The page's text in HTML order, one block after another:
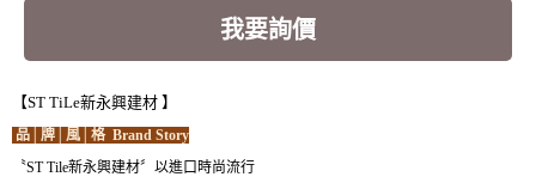
我要詢價
【ST TiLe新永興建材 】
品│牌│風│格 Brand Story
〝ST Tile新永興建材〞以進口時尚流行